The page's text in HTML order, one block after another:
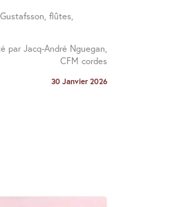
flûtes,
par Jacq-André Nguegan,
CFM cordes
30 Janvier 2026